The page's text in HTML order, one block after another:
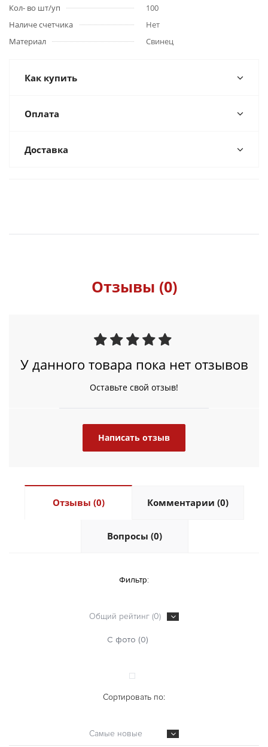
Кол- во шт/уп
100
Наличе счетчика
Нет
Материал
Свинец
Как купить
Оплата
Доставка
Отзывы (0)
У данного товара пока нет отзывов
Оставьте свой отзыв!
Написать отзыв
Отзывы (0) Комментарии (0)
Вопросы (0)
Фильтр:
Общий рейтинг (0)
С фото (0)
Сортировать по:
Самые новые